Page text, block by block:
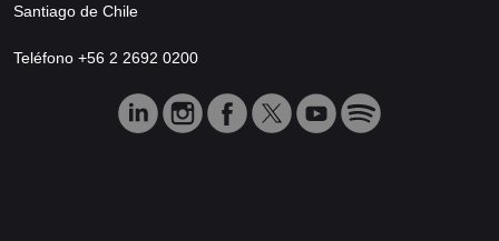
Santiago de Chile
Teléfono +56 2 2692 0200